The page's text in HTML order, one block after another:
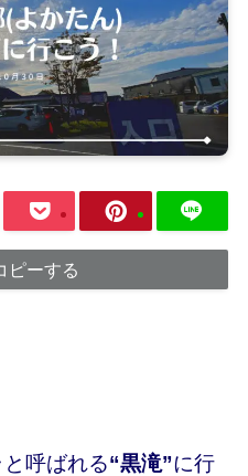
ピーする
呼ばれる“黒滝”に行